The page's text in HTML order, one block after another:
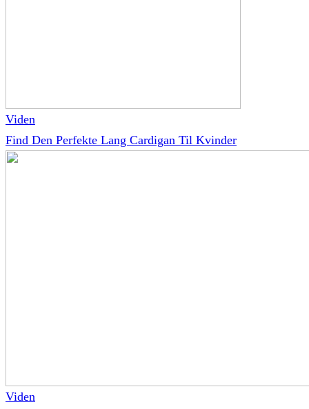
Viden
Find Den Perfekte Lang Cardigan Til Kvinder
Viden